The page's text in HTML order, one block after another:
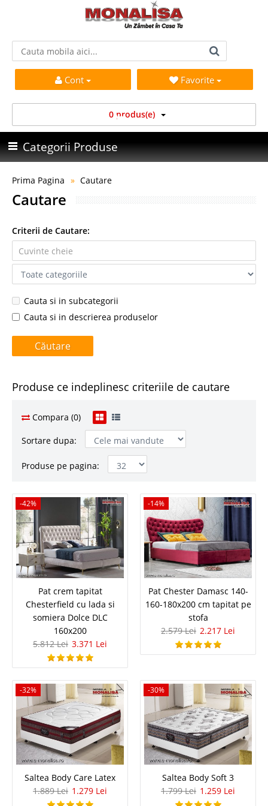
Cont Favorite
0 produs(e)
Categorii Produse
Prima Pagina Cautare
Cautare
Criterii de Cautare:
Cauta si in subcategorii
Cauta si in descrierea produselor
Produse ce indeplinesc criteriile de cautare
Compara (0)
Sortare dupa:
Produse pe pagina:
-42%
Pat crem tapitat Chesterfield cu lada
si somiera Dolce DLC 160x200
Pat tapitat Crem cu lada depozitare si somiera incluse in pret | Dolce
paturi de lux new chester pret de fabrica Descopera eleganta si
functionalitatea cu patul tapitat catifea crem DLC ce este prevazut cu
lada de depozitare si somiera rabatabila incluse i..
Compara
5.812 Lei
Pret Redus 3.371 Lei
In Stoc
Vezi Detalii
Adauga la Favorite
-42%
Pat crem tapitat
Chesterfield cu lada si
somiera Dolce DLC
160x200
5.812 Lei 3.371 Lei
-14%
Pat Chester Damasc 140-
160-180x200 cm tapitat pe
stofa
2.579 Lei 2.217 Lei
-32%
Saltea Body Care Latex
1.889 Lei 1.279 Lei
-30%
Saltea Body Soft 3
1.799 Lei 1.259 Lei